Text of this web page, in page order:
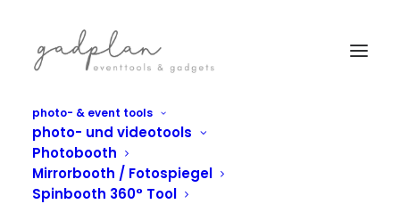
photo- & event tools
photo- und videotools
Photobooth
Mirrorbooth / Fotospiegel
Spinbooth 360° Tool